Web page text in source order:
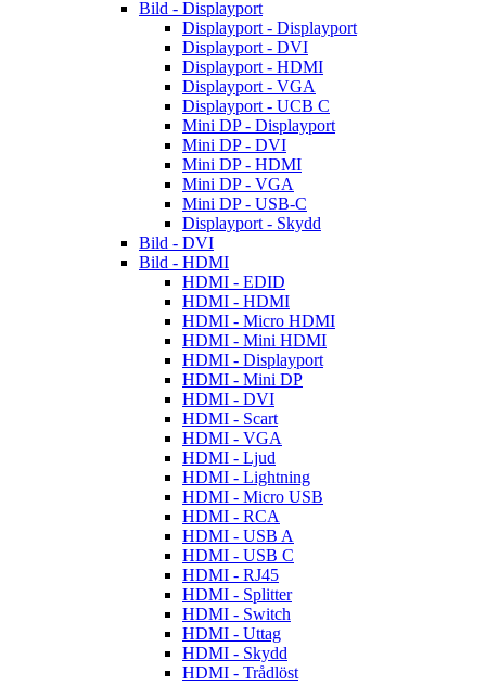
Bild - Displayport
Displayport - Displayport
Displayport - DVI
Displayport - HDMI
Displayport - VGA
Displayport - UCB C
Mini DP - Displayport
Mini DP - DVI
Mini DP - HDMI
Mini DP - VGA
Mini DP - USB-C
Displayport - Skydd
Bild - DVI
Bild - HDMI
HDMI - EDID
HDMI - HDMI
HDMI - Micro HDMI
HDMI - Mini HDMI
HDMI - Displayport
HDMI - Mini DP
HDMI - DVI
HDMI - Scart
HDMI - VGA
HDMI - Ljud
HDMI - Lightning
HDMI - Micro USB
HDMI - RCA
HDMI - USB A
HDMI - USB C
HDMI - RJ45
HDMI - Splitter
HDMI - Switch
HDMI - Uttag
HDMI - Skydd
HDMI - Trådlöst